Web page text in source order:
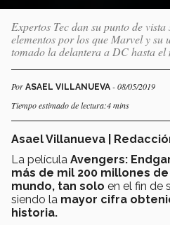
Expertos Tec dan su punto de
elementos por los que Marvel y su
tomado la delantera a DC hasta el
Por ASAEL VILLANUEVA - 08/05/2019
Tiempo estimado de lectura:4 mins
Asael Villanueva |
La película Avengers:
más de mil 200 millones
mundo, tan solo en el fin de
siendo la mayor cifra
historia.